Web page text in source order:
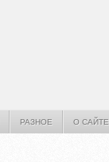
РАЗНОЕ О САЙТЕ